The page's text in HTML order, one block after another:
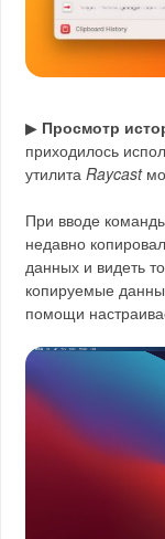
▶ Просмотр
приходилось
утилита Raycast
При вводе
недавно
данных и видеть
копируемые
помощи